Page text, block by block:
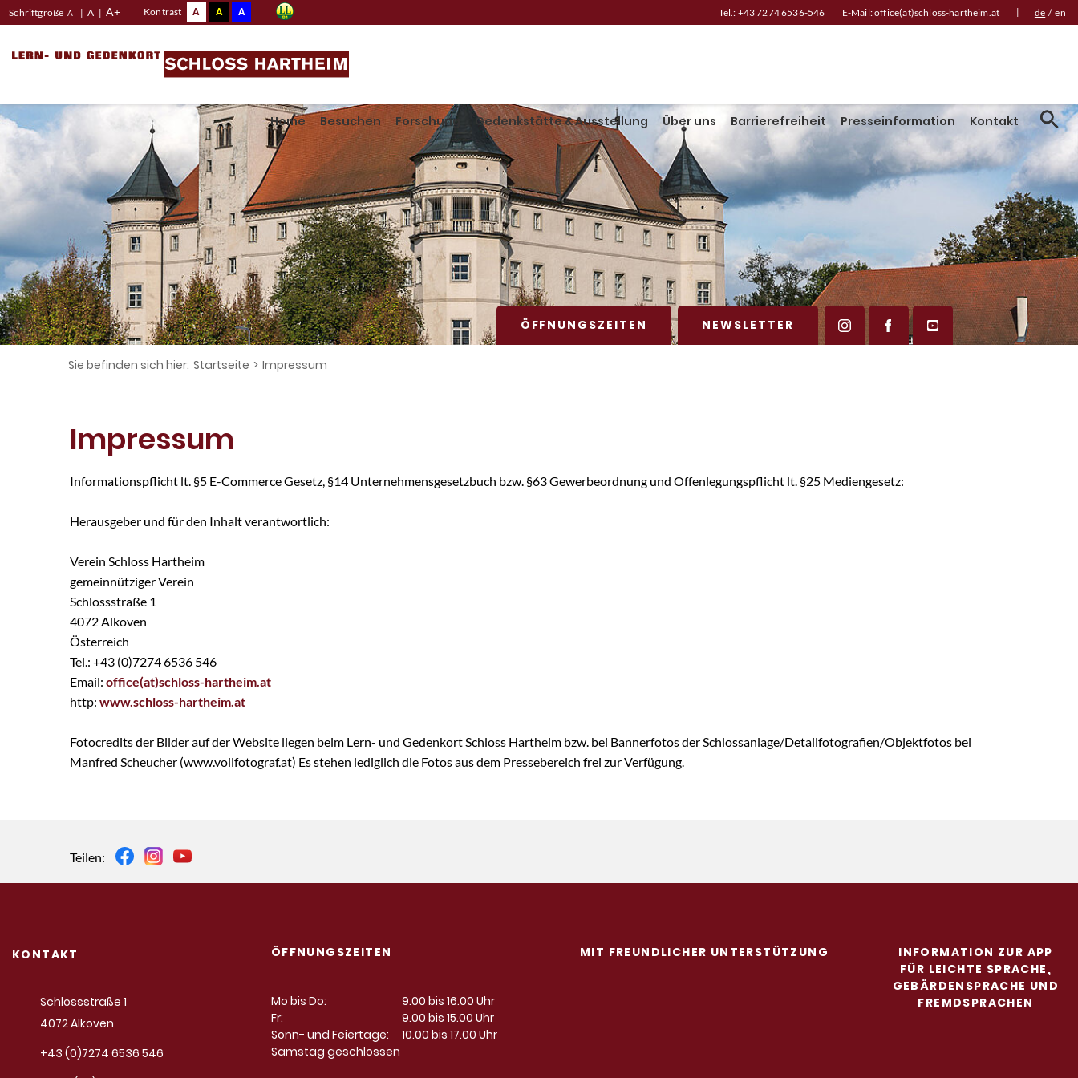
Schriftgröße A- | A | A+ Kontrast A A A Tel.: +43 7274 6536-546 E-Mail:office(at)schloss-hartheim.at | de / en
Home Besuchen Forschung Gedenkstätte & Ausstellung Über uns Barrierefreiheit Presseinformation Kontakt
ÖFFNUNGSZEITEN NEWSLETTER
Sie befinden sich hier: Startseite > Impressum
Impressum
Informationspflicht lt. §5 E-Commerce Gesetz, §14 Unternehmensgesetzbuch bzw. §63 Gewerbeordnung und Offenlegungspflicht lt. §25 Mediengesetz:
Herausgeber und für den Inhalt verantwortlich:
Verein Schloss Hartheim
gemeinnütziger Verein
Schlossstraße 1
4072 Alkoven
Österreich
Tel.: +43 (0)7274 6536 546
Email: office(at)schloss-hartheim.at
http: www.schloss-hartheim.at
Fotocredits der Bilder auf der Website liegen beim Lern- und Gedenkort Schloss Hartheim bzw. bei Bannerfotos der Schlossanlage/Detailfotografien/Objektfotos bei
Manfred Scheucher (www.vollfotograf.at) Es stehen lediglich die Fotos aus dem Pressebereich frei zur Verfügung.
Teilen:
KONTAKT
Schlossstraße 1
4072 Alkoven
+43 (0)7274 6536 546
ÖFFNUNGSZEITEN
Mo bis Do:
9.00 bis 16.00 Uhr
Fr:
9.00 bis 15.00 Uhr
Sonn- und Feiertage:
10.00 bis 17.00 Uhr
Samstag geschlossen
MIT FREUNDLICHER UNTERSTÜTZUNG
INFORMATION ZUR APP
FÜR LEICHTE SPRACHE,
GEBÄRDENSPRACHE UND
FREMDSPRACHEN